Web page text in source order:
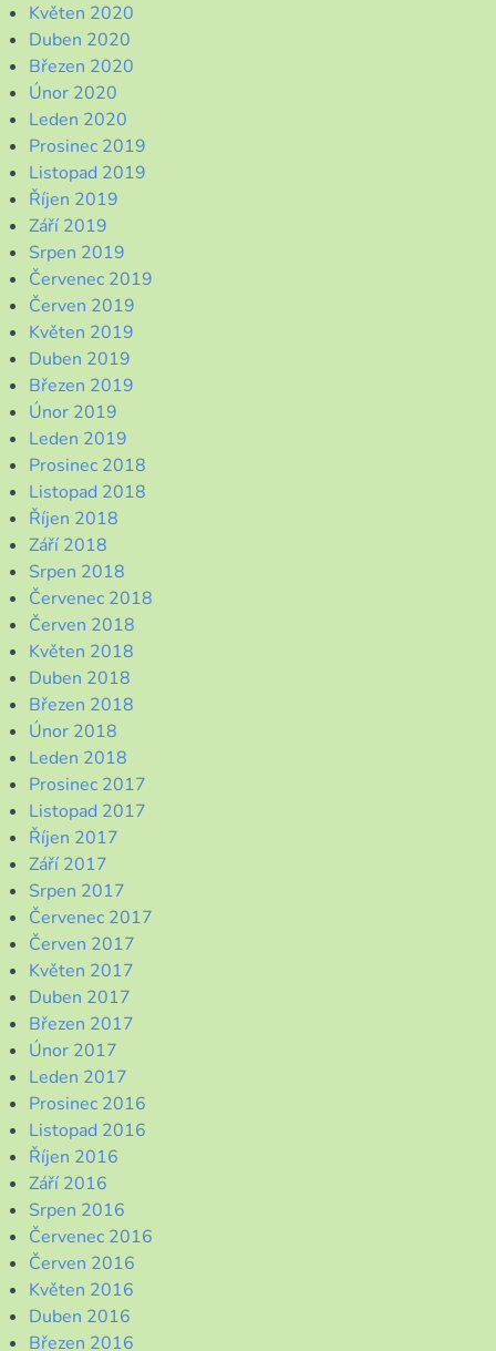
Květen 2020
Duben 2020
Březen 2020
Únor 2020
Leden 2020
Prosinec 2019
Listopad 2019
Říjen 2019
Září 2019
Srpen 2019
Červenec 2019
Červen 2019
Květen 2019
Duben 2019
Březen 2019
Únor 2019
Leden 2019
Prosinec 2018
Listopad 2018
Říjen 2018
Září 2018
Srpen 2018
Červenec 2018
Červen 2018
Květen 2018
Duben 2018
Březen 2018
Únor 2018
Leden 2018
Prosinec 2017
Listopad 2017
Říjen 2017
Září 2017
Srpen 2017
Červenec 2017
Červen 2017
Květen 2017
Duben 2017
Březen 2017
Únor 2017
Leden 2017
Prosinec 2016
Listopad 2016
Říjen 2016
Září 2016
Srpen 2016
Červenec 2016
Červen 2016
Květen 2016
Duben 2016
Březen 2016